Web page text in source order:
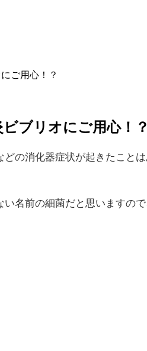
ご用心！？
ブリオにご用心！？
の消化器症状が起きたこと
名前の細菌だと思いますの